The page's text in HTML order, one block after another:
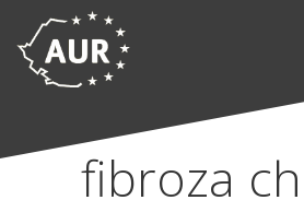
fibroza